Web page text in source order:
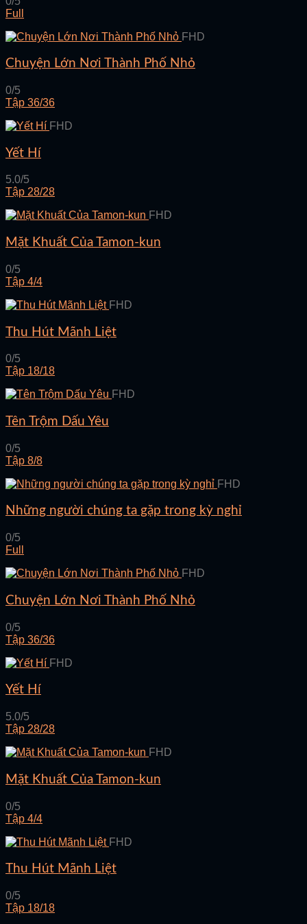
Full
FHD
Chuyện Lớn Nơi Thành Phố Nhỏ
0/5
Tập 36/36
FHD
Yết Hí
5.0/5
Tập 28/28
FHD
Mặt Khuất Của Tamon-kun
0/5
Tập 4/4
FHD
Thu Hút Mãnh Liệt
0/5
Tập 18/18
FHD
Tên Trộm Dấu Yêu
0/5
Tập 8/8
FHD
Những người chúng ta gặp trong kỳ nghỉ
0/5
Full
FHD
Chuyện Lớn Nơi Thành Phố Nhỏ
0/5
Tập 36/36
FHD
Yết Hí
5.0/5
Tập 28/28
FHD
Mặt Khuất Của Tamon-kun
0/5
Tập 4/4
FHD
Thu Hút Mãnh Liệt
0/5
Tập 18/18